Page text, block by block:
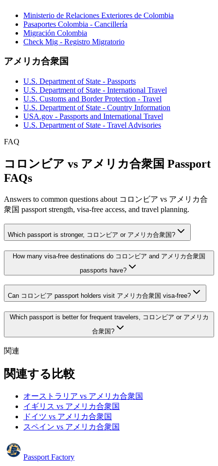
Ministerio de Relaciones Exteriores de Colombia
Pasaportes Colombia - Cancillería
Migración Colombia
Check Mig - Registro Migratorio
アメリカ合衆国
U.S. Department of State - Passports
U.S. Department of State - International Travel
U.S. Customs and Border Protection - Travel
U.S. Department of State - Country Information
USA.gov - Passports and International Travel
U.S. Department of State - Travel Advisories
FAQ
コロンビア vs アメリカ合衆国 Passport
FAQs
Answers to common questions about コロンビア vs アメリカ合
衆国 passport strength, visa-free access, and travel planning.
Which passport is stronger, コロンビア or アメリカ合衆国?
How many visa-free destinations do コロンビア and アメリカ合衆国
passports have?
Can コロンビア passport holders visit アメリカ合衆国 visa-free?
Which passport is better for frequent travelers, コロンビア or アメリカ
合衆国?
関連
関連する比較
オーストラリア vs アメリカ合衆国
イギリス vs アメリカ合衆国
ドイツ vs アメリカ合衆国
スペイン vs アメリカ合衆国
Passport Factory